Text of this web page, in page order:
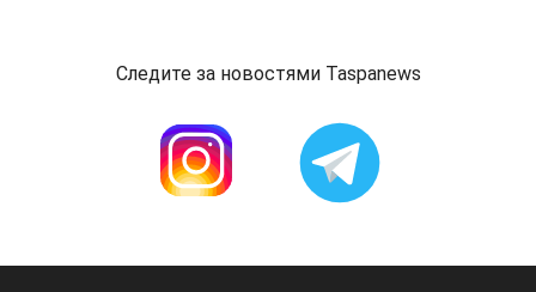
Следите за новостями Taspanews